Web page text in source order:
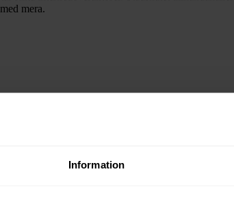
Information
mera.
bostad eller lokal i